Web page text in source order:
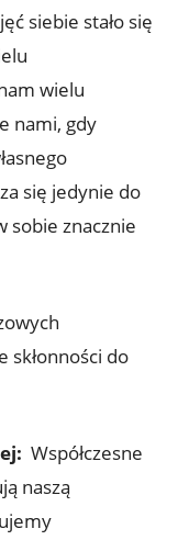
siebie stało się
⁣wielu
nami, gdy
się jedynie do
sobie znacznie
skłonności do
⁣ Współczesne
naszą